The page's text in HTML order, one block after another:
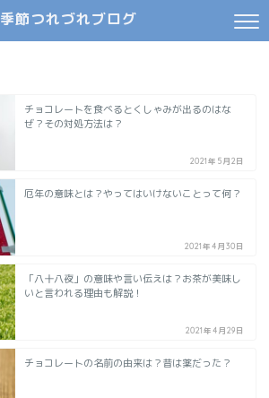
季節つれづれブログ
チョコレートを食べるとくしゃみが出るのはな
ぜ？その対処方法は？
2021年5月2日
厄年の意味とは？やってはいけないことって何？
2021年4月30日
「八十八夜」の意味や言い伝えは？お茶が美味し
いと言われる理由も解説！
2021年4月29日
チョコレートの名前の由来は？昔は薬だった？